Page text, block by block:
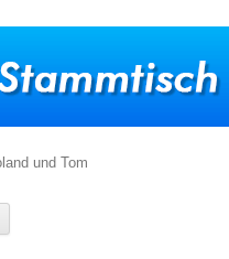
und Tom